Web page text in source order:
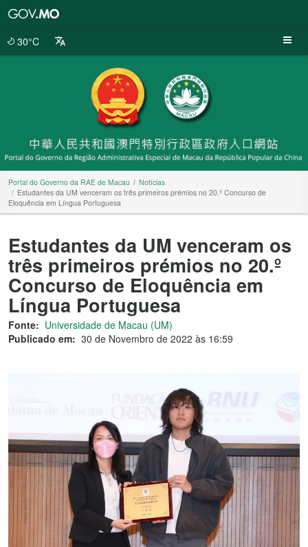
30°C
Portal do Governo da RAE de Macau
Notícias
Estudantes da UM venceram os três primeiros prémios no 20.º Concurso de
Eloquência em Língua Portuguesa
Estudantes da UM venceram os
três primeiros prémios no 20.º
Concurso de Eloquência em
Língua Portuguesa
Fonte: Universidade de Macau (UM)
Publicado em: 30 de Novembro de 2022 às 16:59